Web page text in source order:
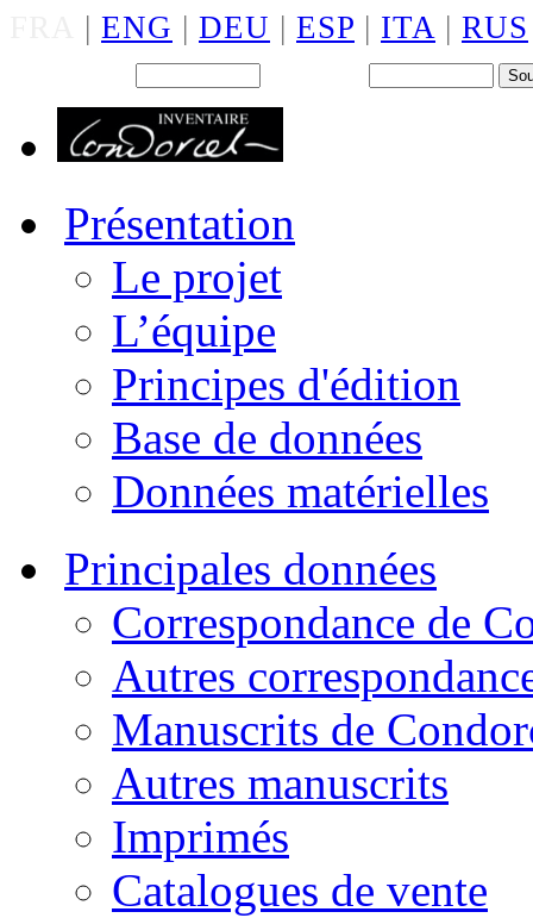
| ENG | DEU | ESP | ITA | RUS
Présentation
Le projet
L’équipe
Principes d'édition
Base de données
Données matérielles
Principales données
Correspondance de
Autres
Manuscrits de
Autres manuscrits
Imprimés
Catalogues de vente